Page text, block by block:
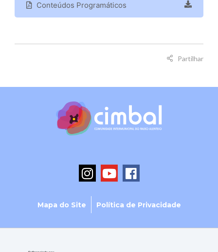
Conteúdos Programáticos
Partilhar
Mapa do Site Política de Privacidade